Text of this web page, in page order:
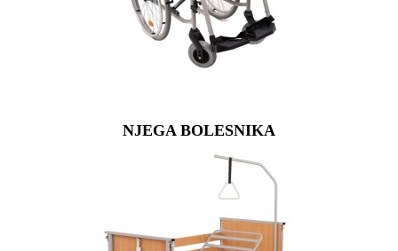
NJEGA BOLESNIKA